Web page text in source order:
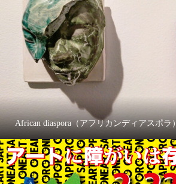
African diaspora（アフリカンディアスポラ